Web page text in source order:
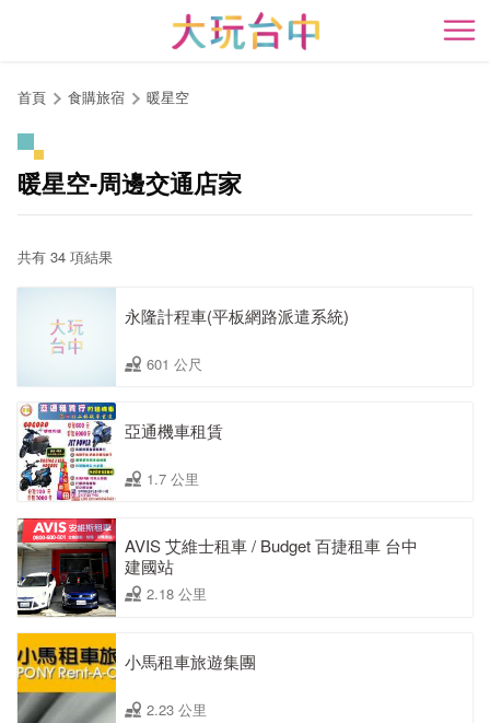
開
首頁 食購旅宿 暖星空
暖星空-周邊交通店家
共有 34 項結果
永隆計程車(平板網路派遣系統)
601 公尺
亞通機車租賃
1.7 公里
AVIS 艾維士租車 / Budget 百捷租車 台中
建國站
2.18 公里
小馬租車旅遊集團
2.23 公里